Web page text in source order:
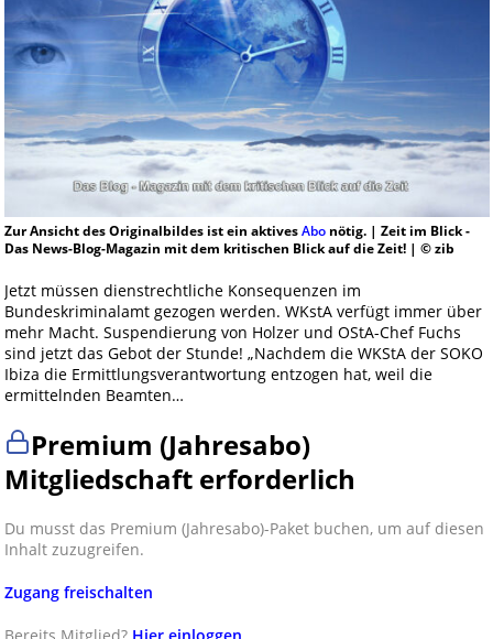
Zur Ansicht des Originalbildes ist ein aktivesAbonötig. | Zeit im Blick -
Das News-Blog-Magazin mit dem kritischen Blick auf die Zeit! | © zib
Jetzt müssen dienstrechtliche Konsequenzen im
Bundeskriminalamt gezogen werden. WKstA verfügt immer über
mehr Macht. Suspendierung von Holzer und OStA-Chef Fuchs
sind jetzt das Gebot der Stunde! „Nachdem die WKStA der SOKO
Ibiza die Ermittlungsverantwortung entzogen hat, weil die
ermittelnden Beamten…
Premium (Jahresabo)
Mitgliedschaft erforderlich
Du musst das Premium (Jahresabo)-Paket buchen, um auf diesen
Inhalt zuzugreifen.
Zugang freischalten